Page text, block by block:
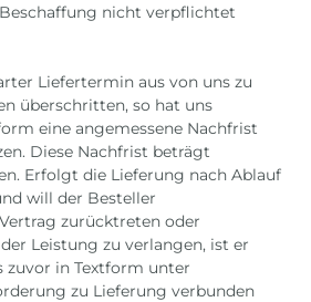
nicht verpflichtet
Liefertermin aus von uns zu
überschritten, so hat uns
eine angemessene Nachfrist
Diese Nachfrist beträgt
Erfolgt die Lieferung nach Ablauf
will der Besteller
zurücktreten oder
Leistung zu verlangen, ist er
zuvor in Textform unter
zu Lieferung verbunden